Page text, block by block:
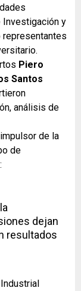
Investigación y
representantes
Piero
Santos
análisis de
de la
de
dejan
resultados